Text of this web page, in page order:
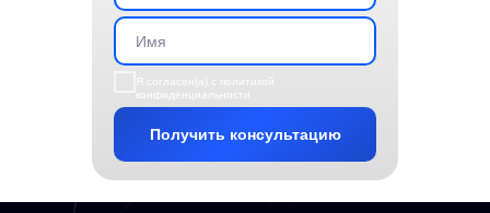
Имя
Я согласен(а) с политикой
конфиденциальности
Получить консультацию